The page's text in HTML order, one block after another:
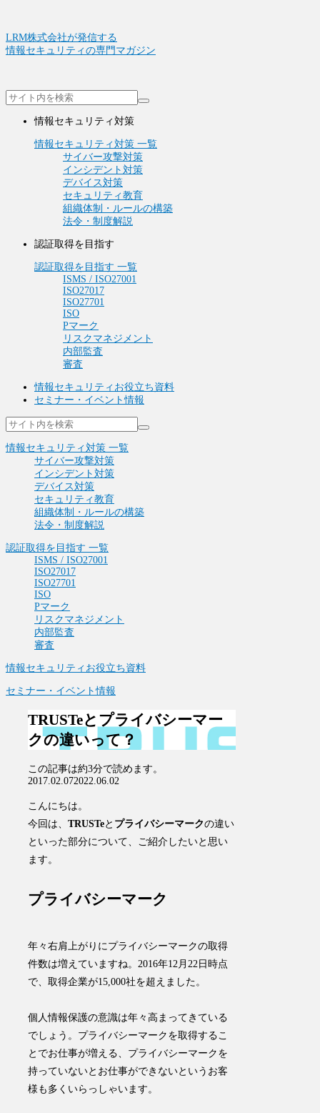
LRM株式会社が発信する
情報セキュリティの専門マガジン
情報セキュリティ対策
情報セキュリティ対策 一覧
サイバー攻撃対策
インシデント対策
デバイス対策
セキュリティ教育
組織体制・ルールの構築
法令・制度解説
認証取得を目指す
認証取得を目指す 一覧
ISMS / ISO27001
ISO27017
ISO27701
ISO
Pマーク
リスクマネジメント
内部監査
審査
情報セキュリティお役立ち資料
セミナー・イベント情報
情報セキュリティ対策 一覧
サイバー攻撃対策
インシデント対策
デバイス対策
セキュリティ教育
組織体制・ルールの構築
法令・制度解説
認証取得を目指す 一覧
ISMS / ISO27001
ISO27017
ISO27701
ISO
Pマーク
リスクマネジメント
内部監査
審査
情報セキュリティお役立ち資料
セミナー・イベント情報
TRUSTeとプライバシーマー
クの違いって？
この記事は約3分で読めます。
2017.02.072022.06.02
こんにちは。
今回は、TRUSTeと プライバシーマークの違い
といった部分について、ご紹介したいと思い
ます。
プライバシーマーク
年々右肩上がりにプライバシーマークの取得
件数は増えていますね。2016年12月22日時点
で、取得企業が15,000社を超えました。
個人情報保護の意識は年々高まってきている
でしょう。プライバシーマークを取得するこ
とでお仕事が増える、プライバシーマークを
持っていないとお仕事ができないというお客
様も多くいらっしゃいます。